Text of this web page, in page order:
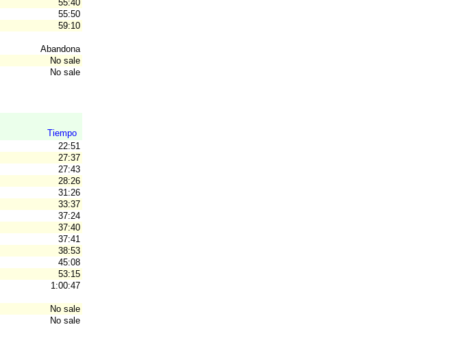
55:40
55:50
59:10
Abandona
No sale
No sale
Tiempo
22:51
27:37
27:43
28:26
31:26
33:37
37:24
37:40
37:41
38:53
45:08
53:15
1:00:47
No sale
No sale